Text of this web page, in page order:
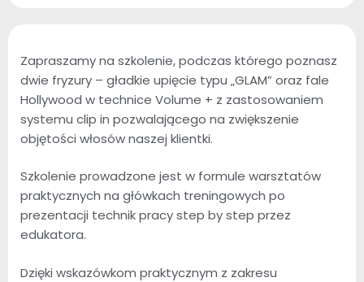
Zapraszamy na szkolenie, podczas którego poznasz
dwie fryzury – gładkie upięcie typu „GLAM” oraz fale
Hollywood w technice Volume + z zastosowaniem
systemu clip in pozwalającego na zwiększenie
objętości włosów naszej klientki.
Szkolenie prowadzone jest w formule warsztatów
praktycznych na główkach treningowych po
prezentacji technik pracy step by step przez
edukatora.
Dzięki wskazówkom praktycznym z zakresu